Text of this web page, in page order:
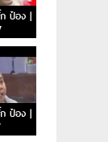
ป๋อง |
ป๋อง |